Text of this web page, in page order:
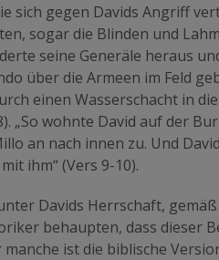
sich gegen Davids Angriff
sogar die Blinden und
seine Generäle heraus
über die Armeen im Feld
einen Wasserschacht in
„So wohnte David auf der
an nach innen zu. Und
ihm“ (Vers 9-10).
Davids Herrschaft,
behaupten, dass dieser
ist die biblische